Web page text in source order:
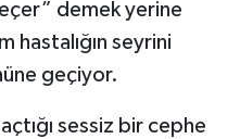
demek yerine
hastalığın seyrini
geçiyor.
sessiz bir cephe